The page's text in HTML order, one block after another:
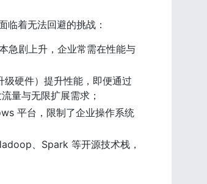
着无法回避的挑战：
急剧上升，企业常需在性能与
级硬件）提升性能，即便通过
量与无限扩展需求；
平台，限制了企业操作系统
、Spark 等开源技术栈，